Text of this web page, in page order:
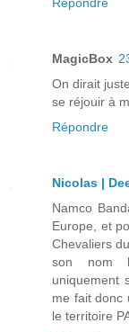
MagicBox
On dirait
se réjouir à
Répondre
Nicolas |
Namco
Europe, et
Chevaliers
son nom
uniquement
me fait donc
le territoire